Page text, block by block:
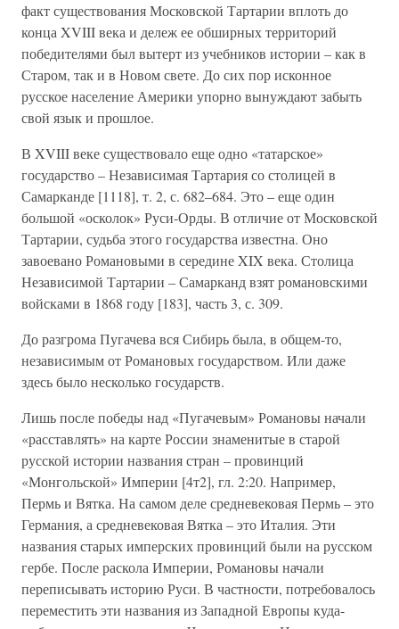
факт существования Московской Тартарии вплоть до
конца XVIII века и дележ ее обширных территорий
победителями был вытерт из учебников истории – как в
Старом, так и в Новом свете. До сих пор исконное
русское население Америки упорно вынуждают забыть
свой язык и прошлое.
В XVIII веке существовало еще одно «татарское»
государство – Независимая Тартария со столицей в
Самарканде [1118], т. 2, с. 682–684. Это – еще один
большой «осколок» Руси-Орды. В отличие от Московской
Тартарии, судьба этого государства известна. Оно
завоевано Романовыми в середине XIX века. Столица
Независимой Тартарии – Самарканд взят романовскими
войсками в 1868 году [183], часть 3, с. 309.
До разгрома Пугачева вся Сибирь была, в общем-то,
независимым от Романовых государством. Или даже
здесь было несколько государств.
Лишь после победы над «Пугачевым» Романовы начали
«расставлять» на карте России знаменитые в старой
русской истории названия стран – провинций
«Монгольской» Империи [4т2], гл. 2:20. Например,
Пермь и Вятка. На самом деле средневековая Пермь – это
Германия, а средневековая Вятка – это Италия. Эти
названия старых имперских провинций были на русском
гербе. После раскола Империи, Романовы начали
переписывать историю Руси. В частности, потребовалось
переместить эти названия из Западной Европы куда-